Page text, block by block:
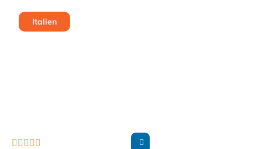
Italien
    